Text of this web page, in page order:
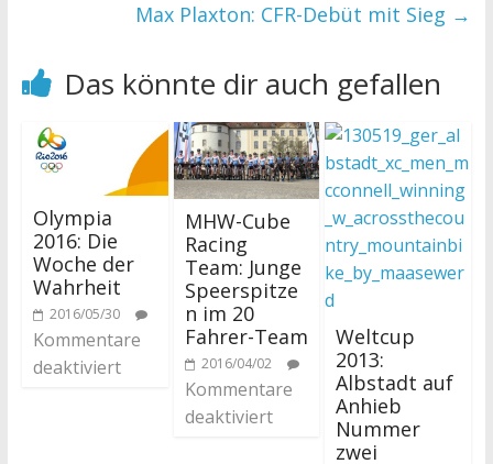
Max Plaxton: CFR-Debüt mit Sieg →
Das könnte dir auch gefallen
Olympia
2016: Die
Woche der
Wahrheit
2016/05/30
Kommentare
deaktiviert
MHW-Cube
Racing
Team: Junge
Speerspitze
n im 20
Fahrer-Team
2016/04/02
Kommentare
deaktiviert
Weltcup
2013:
Albstadt auf
Anhieb
Nummer
zwei